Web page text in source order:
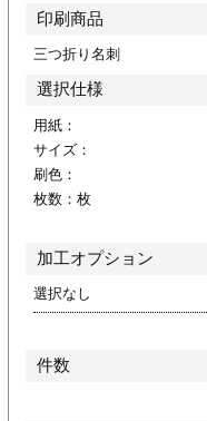
印刷
リーブ
ー印刷
印刷商品
三つ折り名刺
選択仕様
用紙：
サイズ：
刷色：
枚数： 枚
加工オプション
選択なし
件数